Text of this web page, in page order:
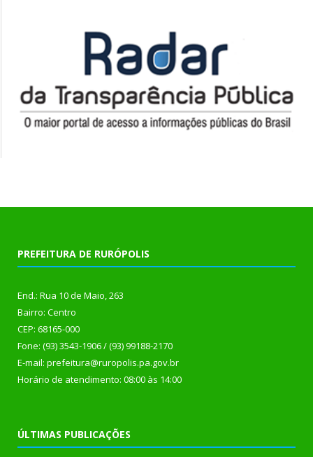
PREFEITURA DE RURÓPOLIS
End.: Rua 10 de Maio, 263
Bairro: Centro
CEP: 68165-000
Fone: (93) 3543-1906 / (93) 99188-2170
E-mail: prefeitura@ruropolis.pa.gov.br
Horário de atendimento: 08:00 às 14:00
ÚLTIMAS PUBLICAÇÕES